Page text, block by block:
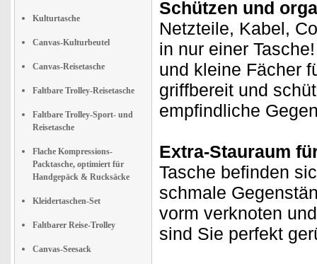
Kulturtasche
Canvas-Kulturbeutel
Canvas-Reisetasche
Faltbare Trolley-Reisetasche
Faltbare Trolley-Sport- und
Reisetasche
Flache Kompressions-
Packtasche, optimiert für
Handgepäck & Rucksäcke
Kleidertaschen-Set
Faltbarer Reise-Trolley
Canvas-Seesack
Schützen und
Netzteile, Kabel,
in nur einer
und kleine Fächer
griffbereit und
empfindliche
Extra-Stauraum
Tasche befinden
schmale
vorm verknoten
sind Sie perfekt